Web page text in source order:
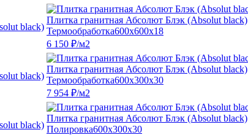
Плитка гранитная Абсолют Блэк (Absolut black)
Термообработка600x600x18
6 150 ₽/м2
Плитка гранитная Абсолют Блэк (Absolut black)
Термообработка600x300x30
7 954 ₽/м2
Плитка гранитная Абсолют Блэк (Absolut black)
Полировка600x300x30